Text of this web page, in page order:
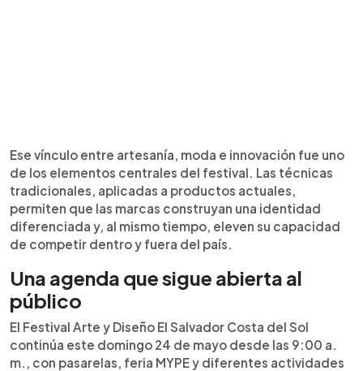
Ese vínculo entre artesanía, moda e innovación fue uno
de los elementos centrales del festival. Las técnicas
tradicionales, aplicadas a productos actuales,
permiten que las marcas construyan una identidad
diferenciada y, al mismo tiempo, eleven su capacidad
de competir dentro y fuera del país.
Una agenda que sigue abierta al
público
El Festival Arte y Diseño El Salvador Costa del Sol
continúa este domingo 24 de mayo desde las 9:00 a.
m., con pasarelas, feria MYPE y diferentes actividades